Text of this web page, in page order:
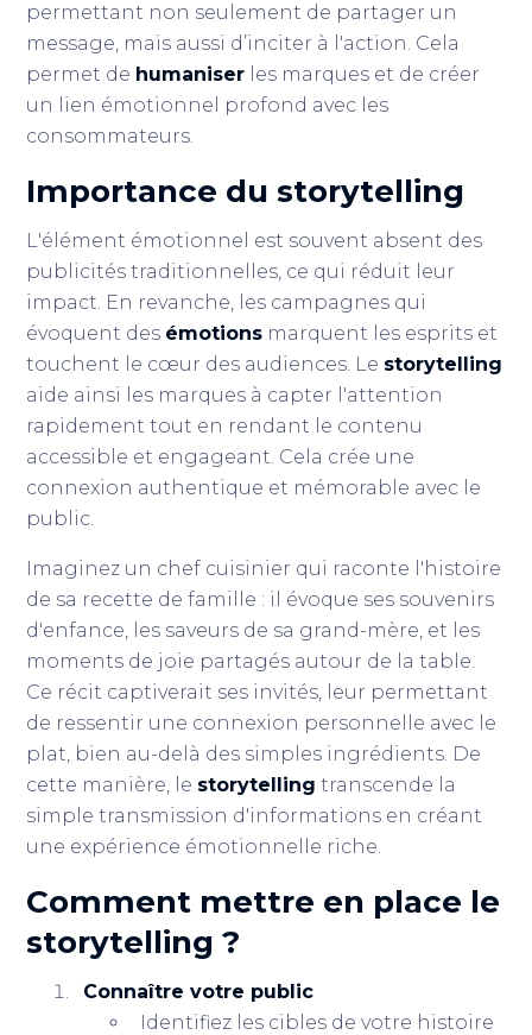
permettant non seulement de partager un
message, mais aussi d’inciter à l'action. Cela
permet de humaniser les marques et de créer
un lien émotionnel profond avec les
consommateurs.
Importance du storytelling
L'élément émotionnel est souvent absent des
publicités traditionnelles, ce qui réduit leur
impact. En revanche, les campagnes qui
évoquent des émotions marquent les esprits et
touchent le cœur des audiences. Le storytelling
aide ainsi les marques à capter l'attention
rapidement tout en rendant le contenu
accessible et engageant. Cela crée une
connexion authentique et mémorable avec le
public.
Imaginez un chef cuisinier qui raconte l'histoire
de sa recette de famille : il évoque ses souvenirs
d'enfance, les saveurs de sa grand-mère, et les
moments de joie partagés autour de la table.
Ce récit captiverait ses invités, leur permettant
de ressentir une connexion personnelle avec le
plat, bien au-delà des simples ingrédients. De
cette manière, le storytelling transcende la
simple transmission d'informations en créant
une expérience émotionnelle riche.
Comment mettre en place le
storytelling ?
Connaître votre public
Identifiez les cibles de votre histoire